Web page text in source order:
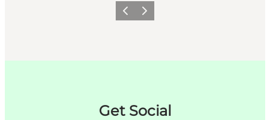
Previous
Next
Get Social